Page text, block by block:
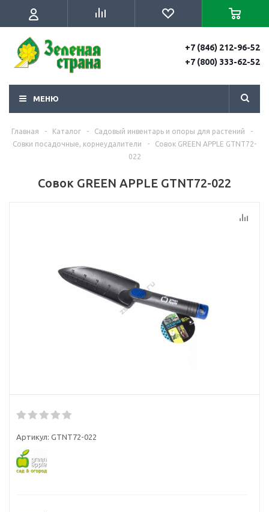
+7 (846) 212-96-52
+7 (800) 333-62-52
МЕНЮ
Главная - Каталог - Садовый инвентарь и опоры для растений
-
Совки посадочные, корнеудалители
-
Совок GREEN APPLE GTNT72-
022
Совок GREEN APPLE GTNT72-022
Артикул: GTNT72-022